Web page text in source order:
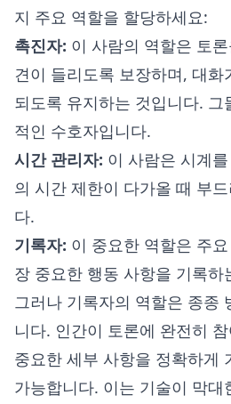
지 주요 역할을 할당하세요:
촉진자: 이 사람의 역할은 토
견이 들리도록 보장하며, 대
되도록 유지하는 것입니다. 그
적인 수호자입니다.
시간 관리자: 이 사람은 시계
의 시간 제한이 다가올 때 부
다.
기록자: 이 중요한 역할은 주
장 중요한 행동 사항을 기록하
그러나 기록자의 역할은 종종
니다. 인간이 토론에 완전히
중요한 세부 사항을 정확하게
가능합니다. 이는 기술이 막